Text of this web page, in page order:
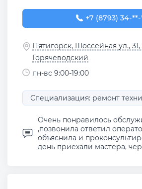
+7 (8793) 34-08-
+7 (8793) 34-
Пятигорск, Шоссейная ул., 31,
Горячеводский
пн-вс 9:00-19:00
Специализация: ремонт
Очень понравилось
,позвонила ответил
объяснила и
день приехали мастера,